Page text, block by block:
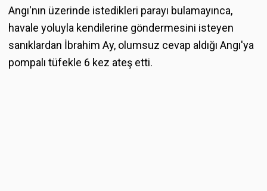
Angı'nın üzerinde istedikleri parayı bulamayınca,
havale yoluyla kendilerine göndermesini isteyen
sanıklardan İbrahim Ay, olumsuz cevap aldığı Angı'ya
pompalı tüfekle 6 kez ateş etti.